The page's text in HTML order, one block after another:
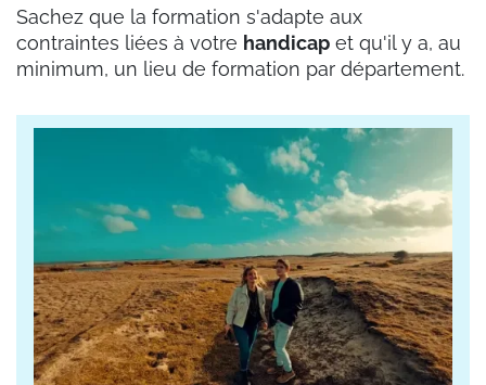
Sachez que la formation s'adapte aux
contraintes liées à votre handicap et qu'il y a, au
minimum, un lieu de formation par département.